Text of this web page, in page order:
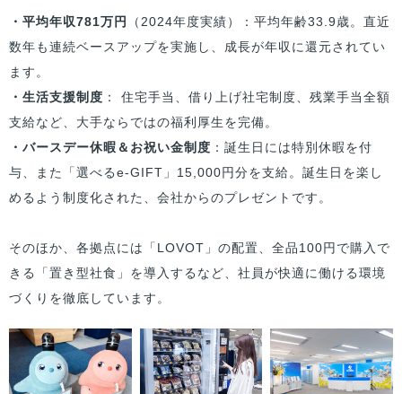
・平均年収781万円
（2024年度実績）：平均年齢33.9歳。直近
数年も連続ベースアップを実施し、成長が年収に還元されてい
ます。
・生活支援制度 ： 住宅手当、借り上げ社宅制度、残業手当全額
支給など、大手ならではの福利厚生を完備。
・バースデー休暇＆お祝い金制度 ：誕生日には特別休暇を付
与、また「選べるe-GIFT」15,000円分を支給。誕生日を楽し
めるよう制度化された、会社からのプレゼントです。
そのほか、各拠点には「LOVOT」の配置、全品100円で購入で
きる「置き型社食」を導入するなど、社員が快適に働ける環境
づくりを徹底しています。